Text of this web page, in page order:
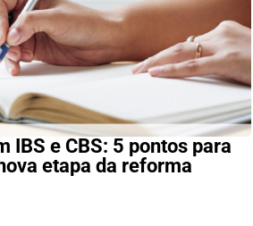
IBS e CBS: 5 pontos para
etapa da reforma